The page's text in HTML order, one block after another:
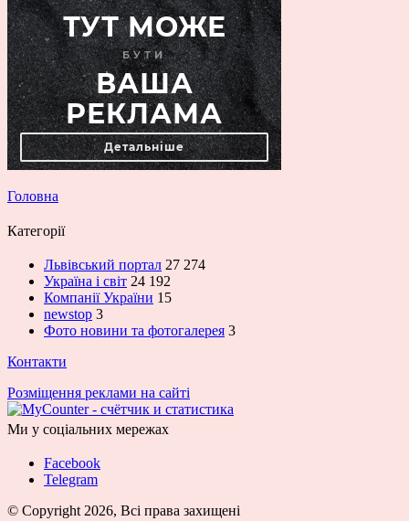
Головна
Категорії
Львівський портал 27 274
Україна і світ 24 192
Компанії України 15
newstop 3
Фото новини та фотогалерея 3
Контакти
Розміщення реклами на сайті
Ми у соціальних мережах
Facebook
Telegram
© Copyright 2026, Всі права захищені